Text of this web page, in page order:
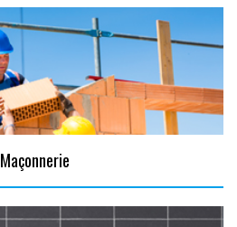
Maçonnerie